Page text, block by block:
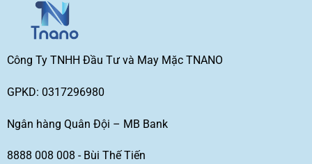
Công Ty TNHH Đầu Tư và May Mặc TNANO
GPKD: 0317296980
Ngân hàng Quân Đội – MB Bank
8888 008 008 - Bùi Thế Tiến